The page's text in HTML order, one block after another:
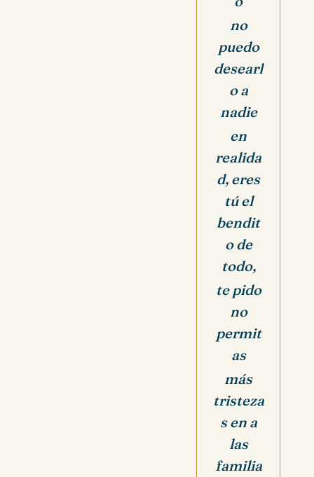
no
puedo
desearl
o a
nadie
en
realida
d, eres
tú el
bendit
o de
todo,
te pido
no
permit
as
más
tristeza
s en a
las
familia